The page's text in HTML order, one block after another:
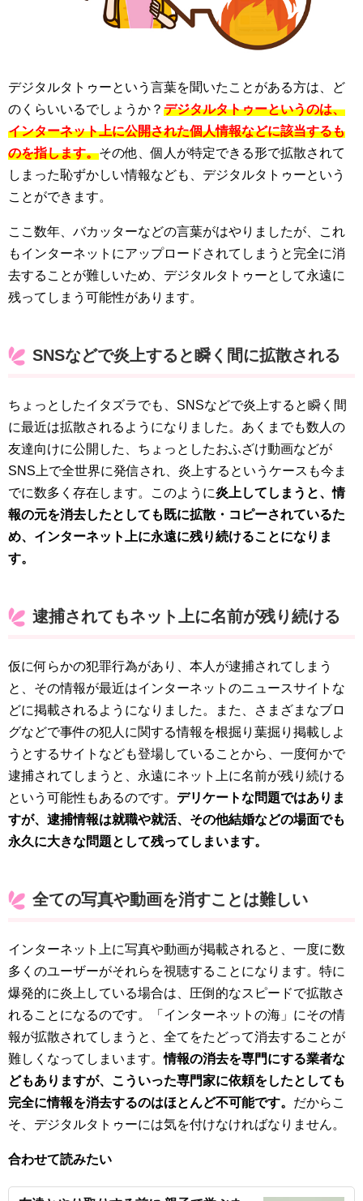
デジタルタトゥーという言葉を聞いたことがある方は、ど
のくらいいるでしょうか？ デジタルタトゥーというのは、
インターネット上に公開された個人情報などに該当するも
のを指します。その他、個人が特定できる形で拡散されて
しまった恥ずかしい情報なども、デジタルタトゥーという
ことができます。
ここ数年、バカッターなどの言葉がはやりましたが、これ
もインターネットにアップロードされてしまうと完全に消
去することが難しいため、デジタルタトゥーとして永遠に
残ってしまう可能性があります。
SNSなどで炎上すると瞬く間に拡散される
ちょっとしたイタズラでも、SNSなどで炎上すると瞬く間
に最近は拡散されるようになりました。あくまでも数人の
友達向けに公開した、ちょっとしたおふざけ動画などが
SNS上で全世界に発信され、炎上するというケースも今ま
でに数多く存在します。このように炎上してしまうと、情
報の元を消去したとしても既に拡散・コピーされているた
め、インターネット上に永遠に残り続けることになりま
す。
逮捕されてもネット上に名前が残り続ける
仮に何らかの犯罪行為があり、本人が逮捕されてしまう
と、その情報が最近はインターネットのニュースサイトな
どに掲載されるようになりました。また、さまざまなブロ
グなどで事件の犯人に関する情報を根掘り葉掘り掲載しよ
うとするサイトなども登場していることから、一度何かで
逮捕されてしまうと、永遠にネット上に名前が残り続ける
という可能性もあるのです。 デリケートな問題ではありま
すが、逮捕情報は就職や就活、その他結婚などの場面でも
永久に大きな問題として残ってしまいます。
全ての写真や動画を消すことは難しい
インターネット上に写真や動画が掲載されると、一度に数
多くのユーザーがそれらを視聴することになります。特に
爆発的に炎上している場合は、圧倒的なスピードで拡散さ
れることになるのです。「インターネットの海」にその情
報が拡散されてしまうと、全てをたどって消去することが
難しくなってしまいます。情報の消去を専門にする業者な
どもありますが、こういった専門家に依頼をしたとしても
完全に情報を消去するのはほとんど不可能です。 だからこ
そ、デジタルタトゥーには気を付けなければなりません。
合わせて読みたい